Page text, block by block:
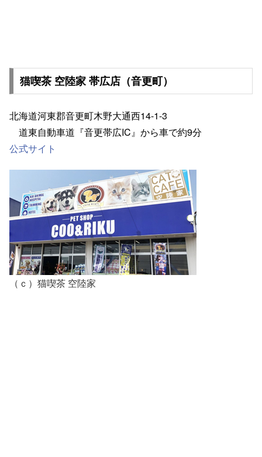
猫喫茶 空陸家 帯広店（音更町）
北海道河東郡音更町木野大通西14-1-3
道東自動車道『音更帯広IC』から車で約9分
公式サイト
（ｃ）猫喫茶 空陸家